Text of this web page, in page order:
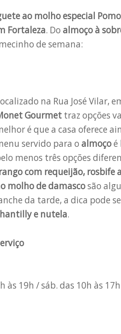
ao molho especial
Fortaleza. Do almoço à
de semana:
na Rua José Vilar,
Gourmet traz opções
é que a casa oferece
servido para o almoçoé
menos três opções
com requeijão, rosbife
molho de damascosão
da tarde, a dica pode
e nutela.
às 19h / sáb. das 10h às 17h